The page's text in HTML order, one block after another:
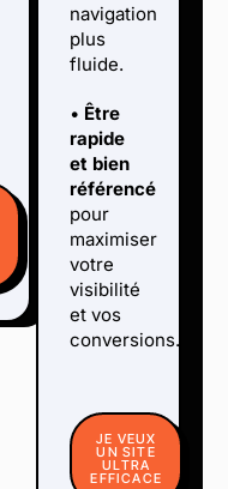
navigation
plus
fluide.
• Être
rapide
et bien
référencé
pour
maximiser
votre
visibilité
et vos
conversions.
JE VEUX
UN SITE
ULTRA
EFFICACE